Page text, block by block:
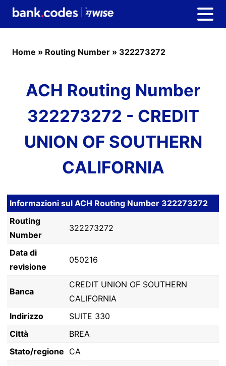
Home » Routing Number » 322273272
ACH Routing Number
322273272 - CREDIT
UNION OF SOUTHERN
CALIFORNIA
Informazioni sul ACH Routing Number 322273272
Routing
Number
322273272
Data di
revisione
050216
Banca
CREDIT UNION OF SOUTHERN
CALIFORNIA
Indirizzo
SUITE 330
Città
BREA
Stato/regione CA